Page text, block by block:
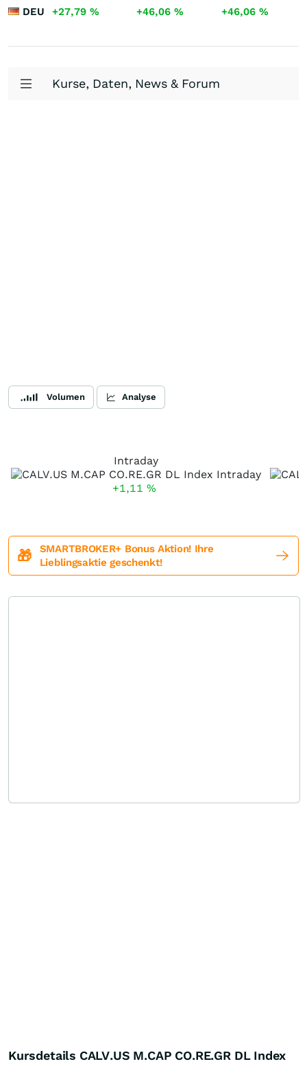
DEU +27,79 % +46,06% +46,06 %
Kurse, Daten, News & Forum
Volumen Analyse
Intraday
+1,11 %
🎁
SMARTBROKER+ Bonus Aktion! Ihre
Lieblingsaktie geschenkt!
Kursdetails CALV.US M.CAP CO.RE.GR DL Index